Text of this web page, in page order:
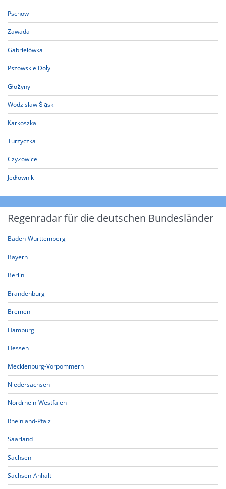
Pschow
Zawada
Gabrielówka
Pszowskie Doły
Głożyny
Wodzisław Śląski
Karkoszka
Turzyczka
Czyżowice
Jedłownik
Regenradar für die deutschen Bundesländer
Baden-Württemberg
Bayern
Berlin
Brandenburg
Bremen
Hamburg
Hessen
Mecklenburg-Vorpommern
Niedersachsen
Nordrhein-Westfalen
Rheinland-Pfalz
Saarland
Sachsen
Sachsen-Anhalt